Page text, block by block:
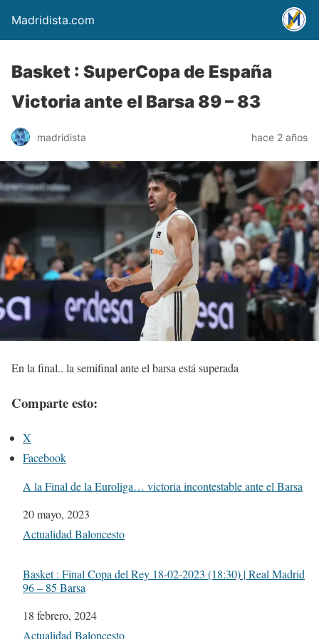
Madridista.com
Basket : SuperCopa de España
Victoria ante el Barsa 89 – 83
madridista hace 2 años
En la final.. la semifinal ante el barsa está superada
Comparte esto:
X
Facebook
A la Final de la Euroliga… victoria incontestable ante el Barsa
Fecha
20 mayo, 2023
Respecto a
Actualidad Baloncesto
Basket : Final Copa del Rey 18-02-2023 (18:30) | Real Madrid
96 – 85 Barsa
Fecha
18 febrero, 2024
Respecto a
Actualidad Baloncesto